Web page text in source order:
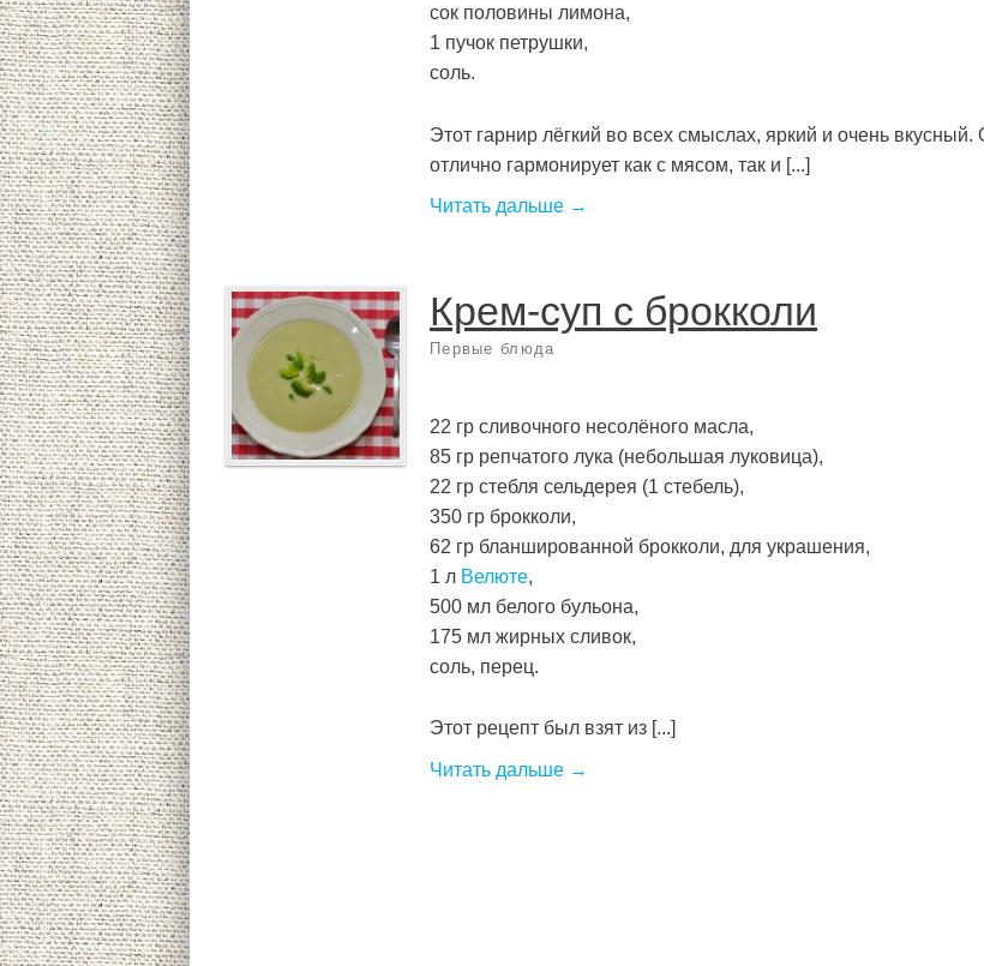
сок половины лимона,
1 пучок петрушки,
соль.
Этот гарнир лёгкий во всех смыслах, яркий и очень вкусный.
отлично гармонирует как с мясом, так и [...]
Читать дальше →
Крем-суп с брокколи
Первые блюда
22 гр сливочного несолёного масла,
85 гр репчатого лука (небольшая луковица),
22 гр стебля сельдерея (1 стебель),
350 гр брокколи,
62 гр бланшированной брокколи, для украшения,
1 л Велюте,
500 мл белого бульона,
175 мл жирных сливок,
соль, перец.
Этот рецепт был взят из [...]
Читать дальше →